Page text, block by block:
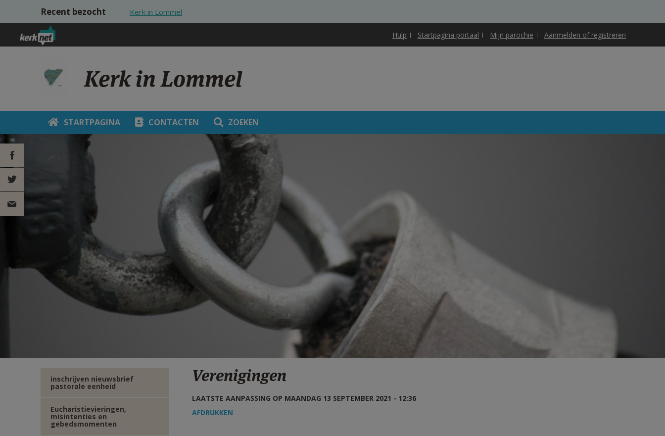
Overslaan en naar de inhoud gaan
Recent bezocht Kerk in Lommel
Hulp Startpagina portaal Mijn parochie Aanmelden of registreren
Kerk in Lommel
STARTPAGINA CONTACTEN ZOEKEN
DEEL OP
FACEBOOK
DEEL OP
inschrijven nieuwsbrief
pastorale eenheid
Eucharistievieringen,
misintenties en
gebedsmomenten
Verenigingen
LAATSTE AANPASSING OP MAANDAG 13 SEPTEMBER 2021 - 12:36
AFDRUKKEN